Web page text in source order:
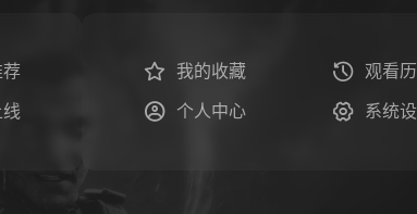
荐
线
我的收藏 观看
个人中心 系统